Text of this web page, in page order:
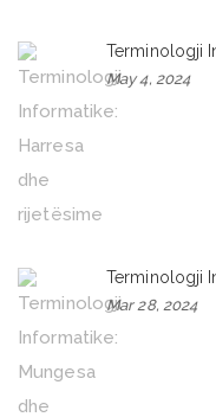
Terminologji
May 4, 2024
Terminologji
Mar 28, 2024